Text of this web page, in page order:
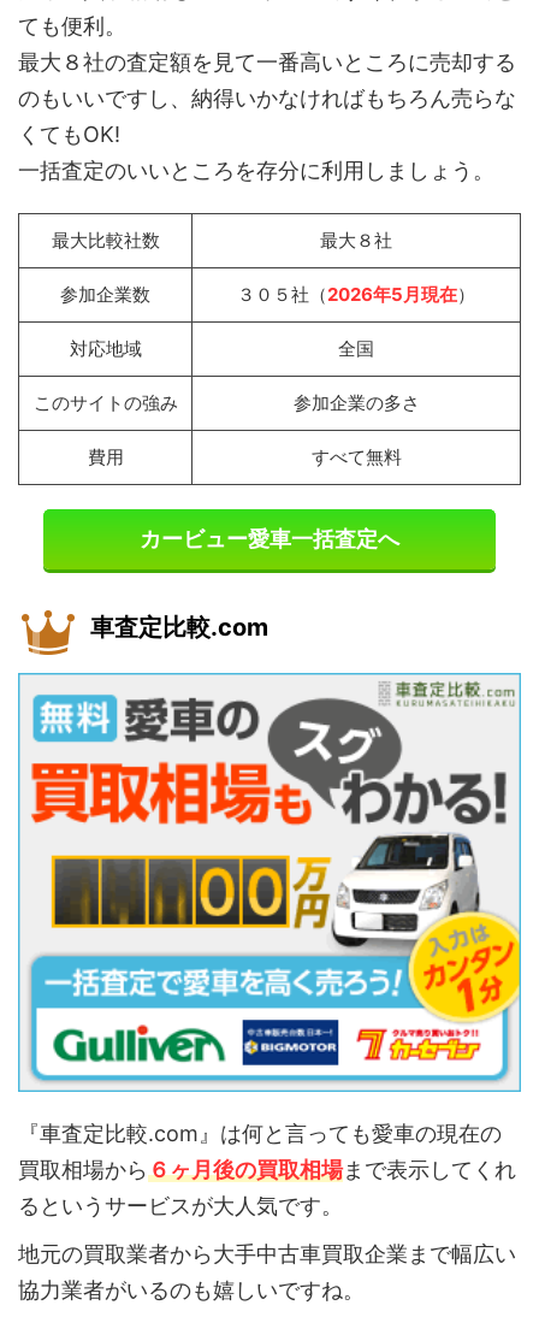
ても便利。
最大８社の査定額を見て一番高いところに売却する
のもいいですし、納得いかなければもちろん売らな
くてもOK!
一括査定のいいところを存分に利用しましょう。
最大比較社数 最大８社
参加企業数 ３０５社（2026年5月現在）
対応地域 全国
このサイトの強み 参加企業の多さ
費用 すべて無料
カービュー愛車一括査定へ
車査定比較.com
『車査定比較.com』は何と言っても愛車の現在の
買取相場から６ヶ月後の買取相場まで表示してくれ
るというサービスが大人気です。
地元の買取業者から大手中古車買取企業まで幅広い
協力業者がいるのも嬉しいですね。